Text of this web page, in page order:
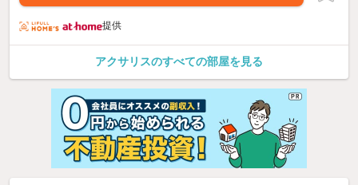
提供
アクサリスのすべての部屋を見る